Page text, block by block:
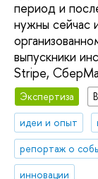
период и
нужны сейчас
выпускники
Stripe,
Экспертиза
идеи и опыт
репортаж о
инновации